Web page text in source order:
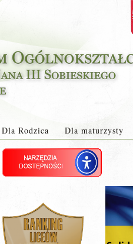
Dla Rodzica Dla maturzysty